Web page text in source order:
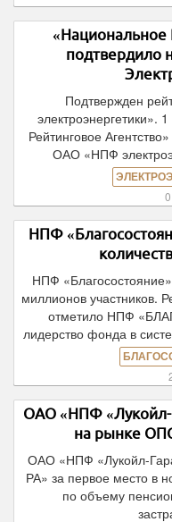
«Национальное
подтвердило
Подтвержден
электроэнергетики».
Рейтинговое
ОАО «НПФ
НПФ
НПФ
миллионов участников.
отметило НПФ
лидерство фонда в
ОАО «НПФ «Лукойл-
на рынке
ОАО «НПФ «Лукойл-
РА» за первое место в
по объему